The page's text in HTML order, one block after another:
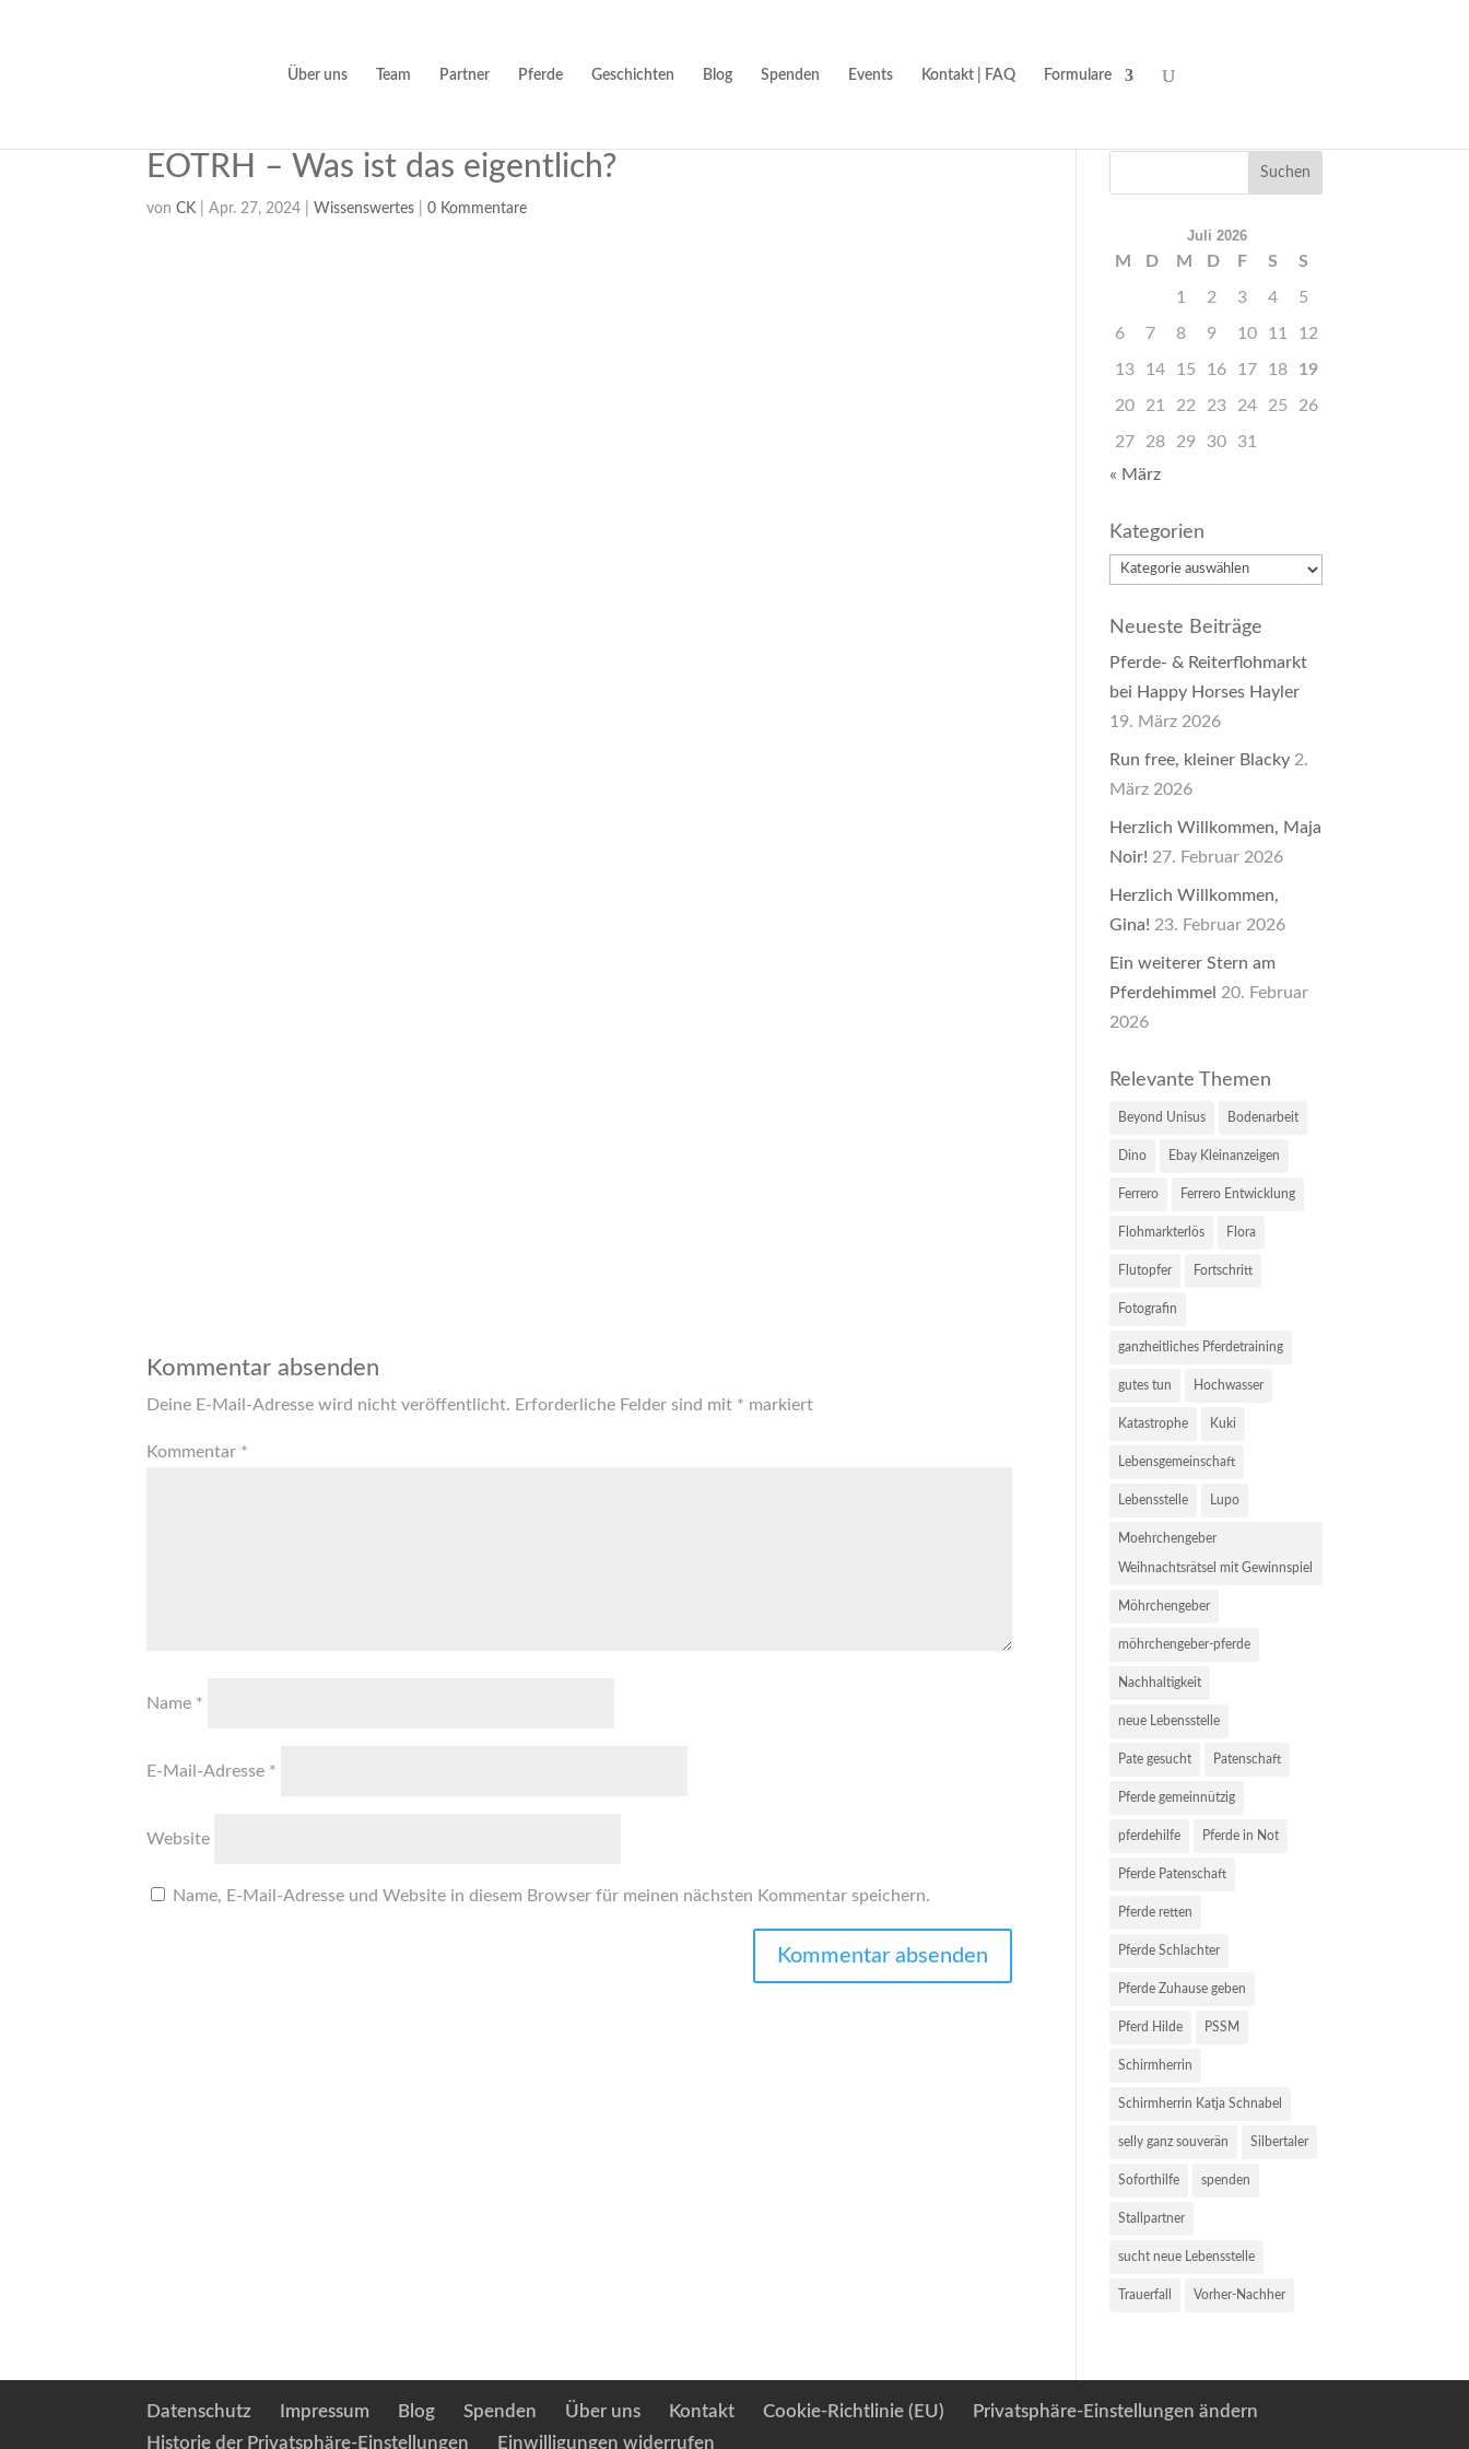
Über uns Team Partner Pferde Geschichten Blog Spenden Events Kontakt | FAQ Formulare
EOTRH – Was ist das eigentlich?
vonCK |Apr. 27, 2024 Wissenswertes |0 Kommentare
Kommentar absenden
Deine E-Mail-Adresse wird nicht veröffentlicht. Erforderliche Felder sind mit * markiert
Kommentar *
Name *
E-Mail-Adresse *
Website
Name, E-Mail-Adresse und Website in diesem Browser für meinen nächsten Kommentar speichern.
Juli 2026
M D M D F S S
1 2 3 4 5
6 7 8 9 10 11 12
13 14 15 16 17 18 19
20 21 22 23 24 25 26
27 28 29 30
31
« März
Kategorien
Kategorien
Neueste Beiträge
Pferde- & Reiterflohmarkt
bei Happy Horses Hayler
19. März 2026
Run free, kleiner Blacky 2.
März 2026
Herzlich Willkommen, Maja
Noir! 27. Februar 2026
Herzlich Willkommen,
Gina! 23. Februar 2026
Ein weiterer Stern am
Pferdehimmel 20. Februar
2026
Relevante Themen
Beyond Unisus Bodenarbeit
Dino Ebay Kleinanzeigen
Ferrero Ferrero Entwicklung
Flohmarkterlös Flora
Flutopfer Fortschritt
Fotografin
ganzheitliches Pferdetraining
gutes tun Hochwasser
Katastrophe Kuki
Lebensgemeinschaft
Lebensstelle Lupo
Moehrchengeber
Weihnachtsrätsel mit Gewinnspiel
Möhrchengeber
möhrchengeber-pferde
Nachhaltigkeit
neue Lebensstelle
Pate gesucht Patenschaft
Pferde gemeinnützig
pferdehilfe Pferde in Not
Pferde Patenschaft
Pferde retten
Pferde Schlachter
Pferde Zuhause geben
Pferd Hilde PSSM
Schirmherrin
Schirmherrin Katja Schnabel
selly ganz souverän Silbertaler
Soforthilfe spenden
Stallpartner
sucht neue Lebensstelle
Trauerfall Vorher-Nachher
Datenschutz Impressum Blog Spenden Über uns Kontakt Cookie-Richtlinie (EU)
Privatsphäre-Einstellungen ändern
Historie der Privatsphäre-Einstellungen
Einwilligungen widerrufen